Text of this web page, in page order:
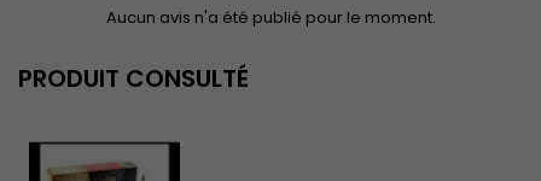
Aucun avis n'a été publié pour le moment.
PRODUIT CONSULTÉ